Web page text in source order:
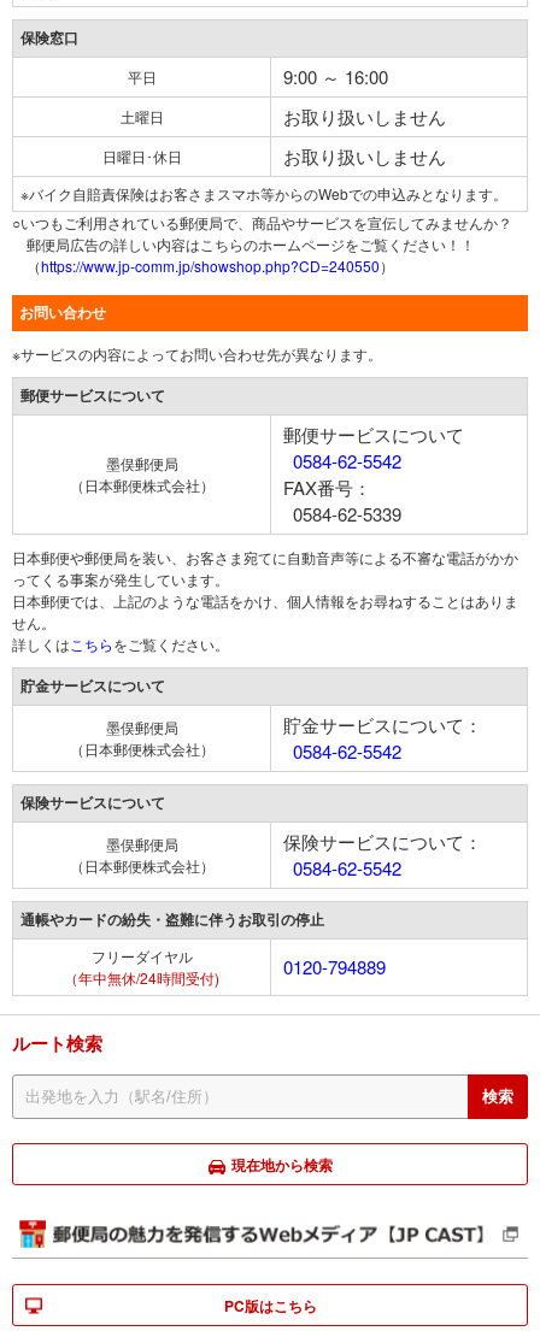
保険窓口
平日 9:00 ～ 16:00
土曜日 お取り扱いしません
日曜日･休日 お取り扱いしません
※バイク自賠責保険はお客さまスマホ等からのWebでの申込みとなります。
○いつもご利用されている郵便局で、商品やサービスを宣伝してみませんか？
郵便局広告の詳しい内容はこちらのホームページをご覧ください！！
（https://www.jp-comm.jp/showshop.php?CD=240550）
お問い合わせ
※サービスの内容によってお問い合わせ先が異なります。
郵便サービスについて
墨俣郵便局
（日本郵便株式会社）
郵便サービスについて
0584-62-5542
FAX番号：
0584-62-5339
日本郵便や郵便局を装い、お客さま宛てに自動音声等による不審な電話がかか
ってくる事案が発生しています。
日本郵便では、上記のような電話をかけ、個人情報をお尋ねすることはありま
せん。
詳しくは こちらをご覧ください。
貯金サービスについて
墨俣郵便局
（日本郵便株式会社）
貯金サービスについて：
0584-62-5542
保険サービスについて
墨俣郵便局
（日本郵便株式会社）
保険サービスについて：
0584-62-5542
通帳やカードの紛失・盗難に伴うお取引の停止
フリーダイヤル
（年中無休/24時間受付)
0120-794889
ルート検索
現在地から検索
PC版はこちら